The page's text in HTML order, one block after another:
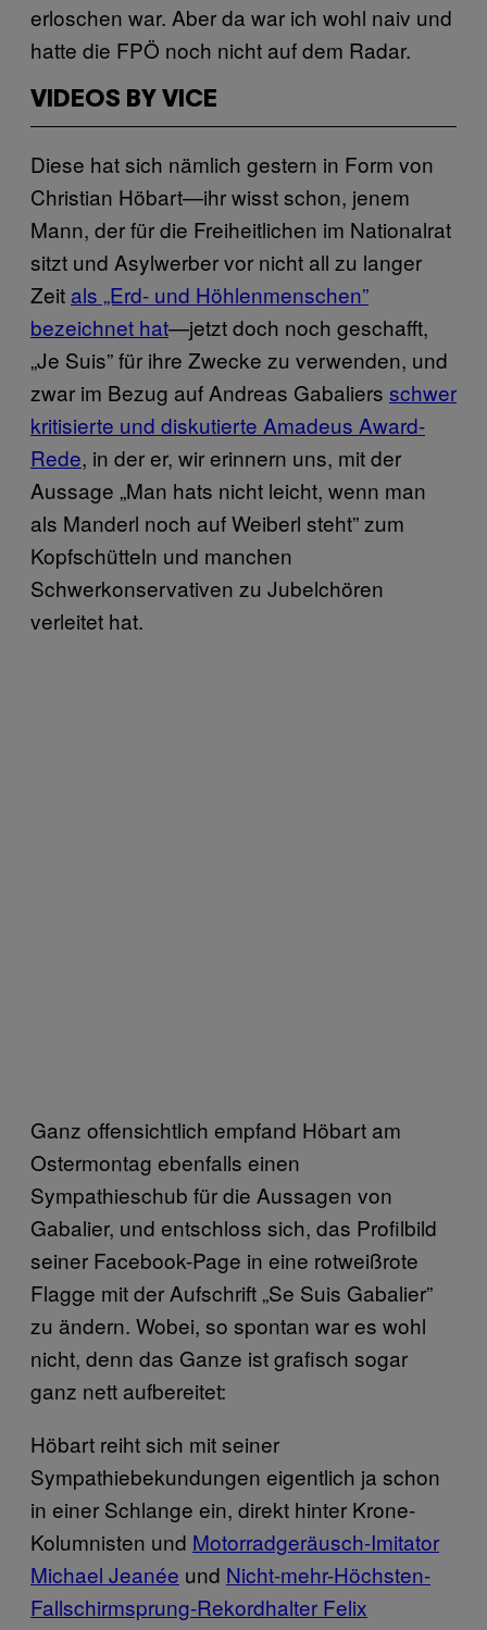
erloschen war. Aber da war ich wohl naiv und
hatte die FPÖ noch nicht auf dem Radar.
VIDEOS BY VICE
Diese hat sich nämlich gestern in Form von
Christian Höbart—ihr wisst schon, jenem
Mann, der für die Freiheitlichen im Nationalrat
sitzt und Asylwerber vor nicht all zu langer
Zeit als „Erd- und Höhlenmenschen”
bezeichnet hat—jetzt doch noch geschafft,
„Je Suis” für ihre Zwecke zu verwenden, und
zwar im Bezug auf Andreas Gabaliers schwer
kritisierte und diskutierte Amadeus Award-
Rede, in der er, wir erinnern uns, mit der
Aussage „Man hats nicht leicht, wenn man
als Manderl noch auf Weiberl steht” zum
Kopfschütteln und manchen
Schwerkonservativen zu Jubelchören
verleitet hat.
Ganz offensichtlich empfand Höbart am
Ostermontag ebenfalls einen
Sympathieschub für die Aussagen von
Gabalier, und entschloss sich, das Profilbild
seiner Facebook-Page in eine rotweißrote
Flagge mit der Aufschrift „Se Suis Gabalier”
zu ändern. Wobei, so spontan war es wohl
nicht, denn das Ganze ist grafisch sogar
ganz nett aufbereitet:
Höbart reiht sich mit seiner
Sympathiebekundungen eigentlich ja schon
in einer Schlange ein, direkt hinter Krone-
Kolumnisten und Motorradgeräusch-Imitator
Michael Jeanée und Nicht-mehr-Höchsten-
Fallschirmsprung-Rekordhalter Felix